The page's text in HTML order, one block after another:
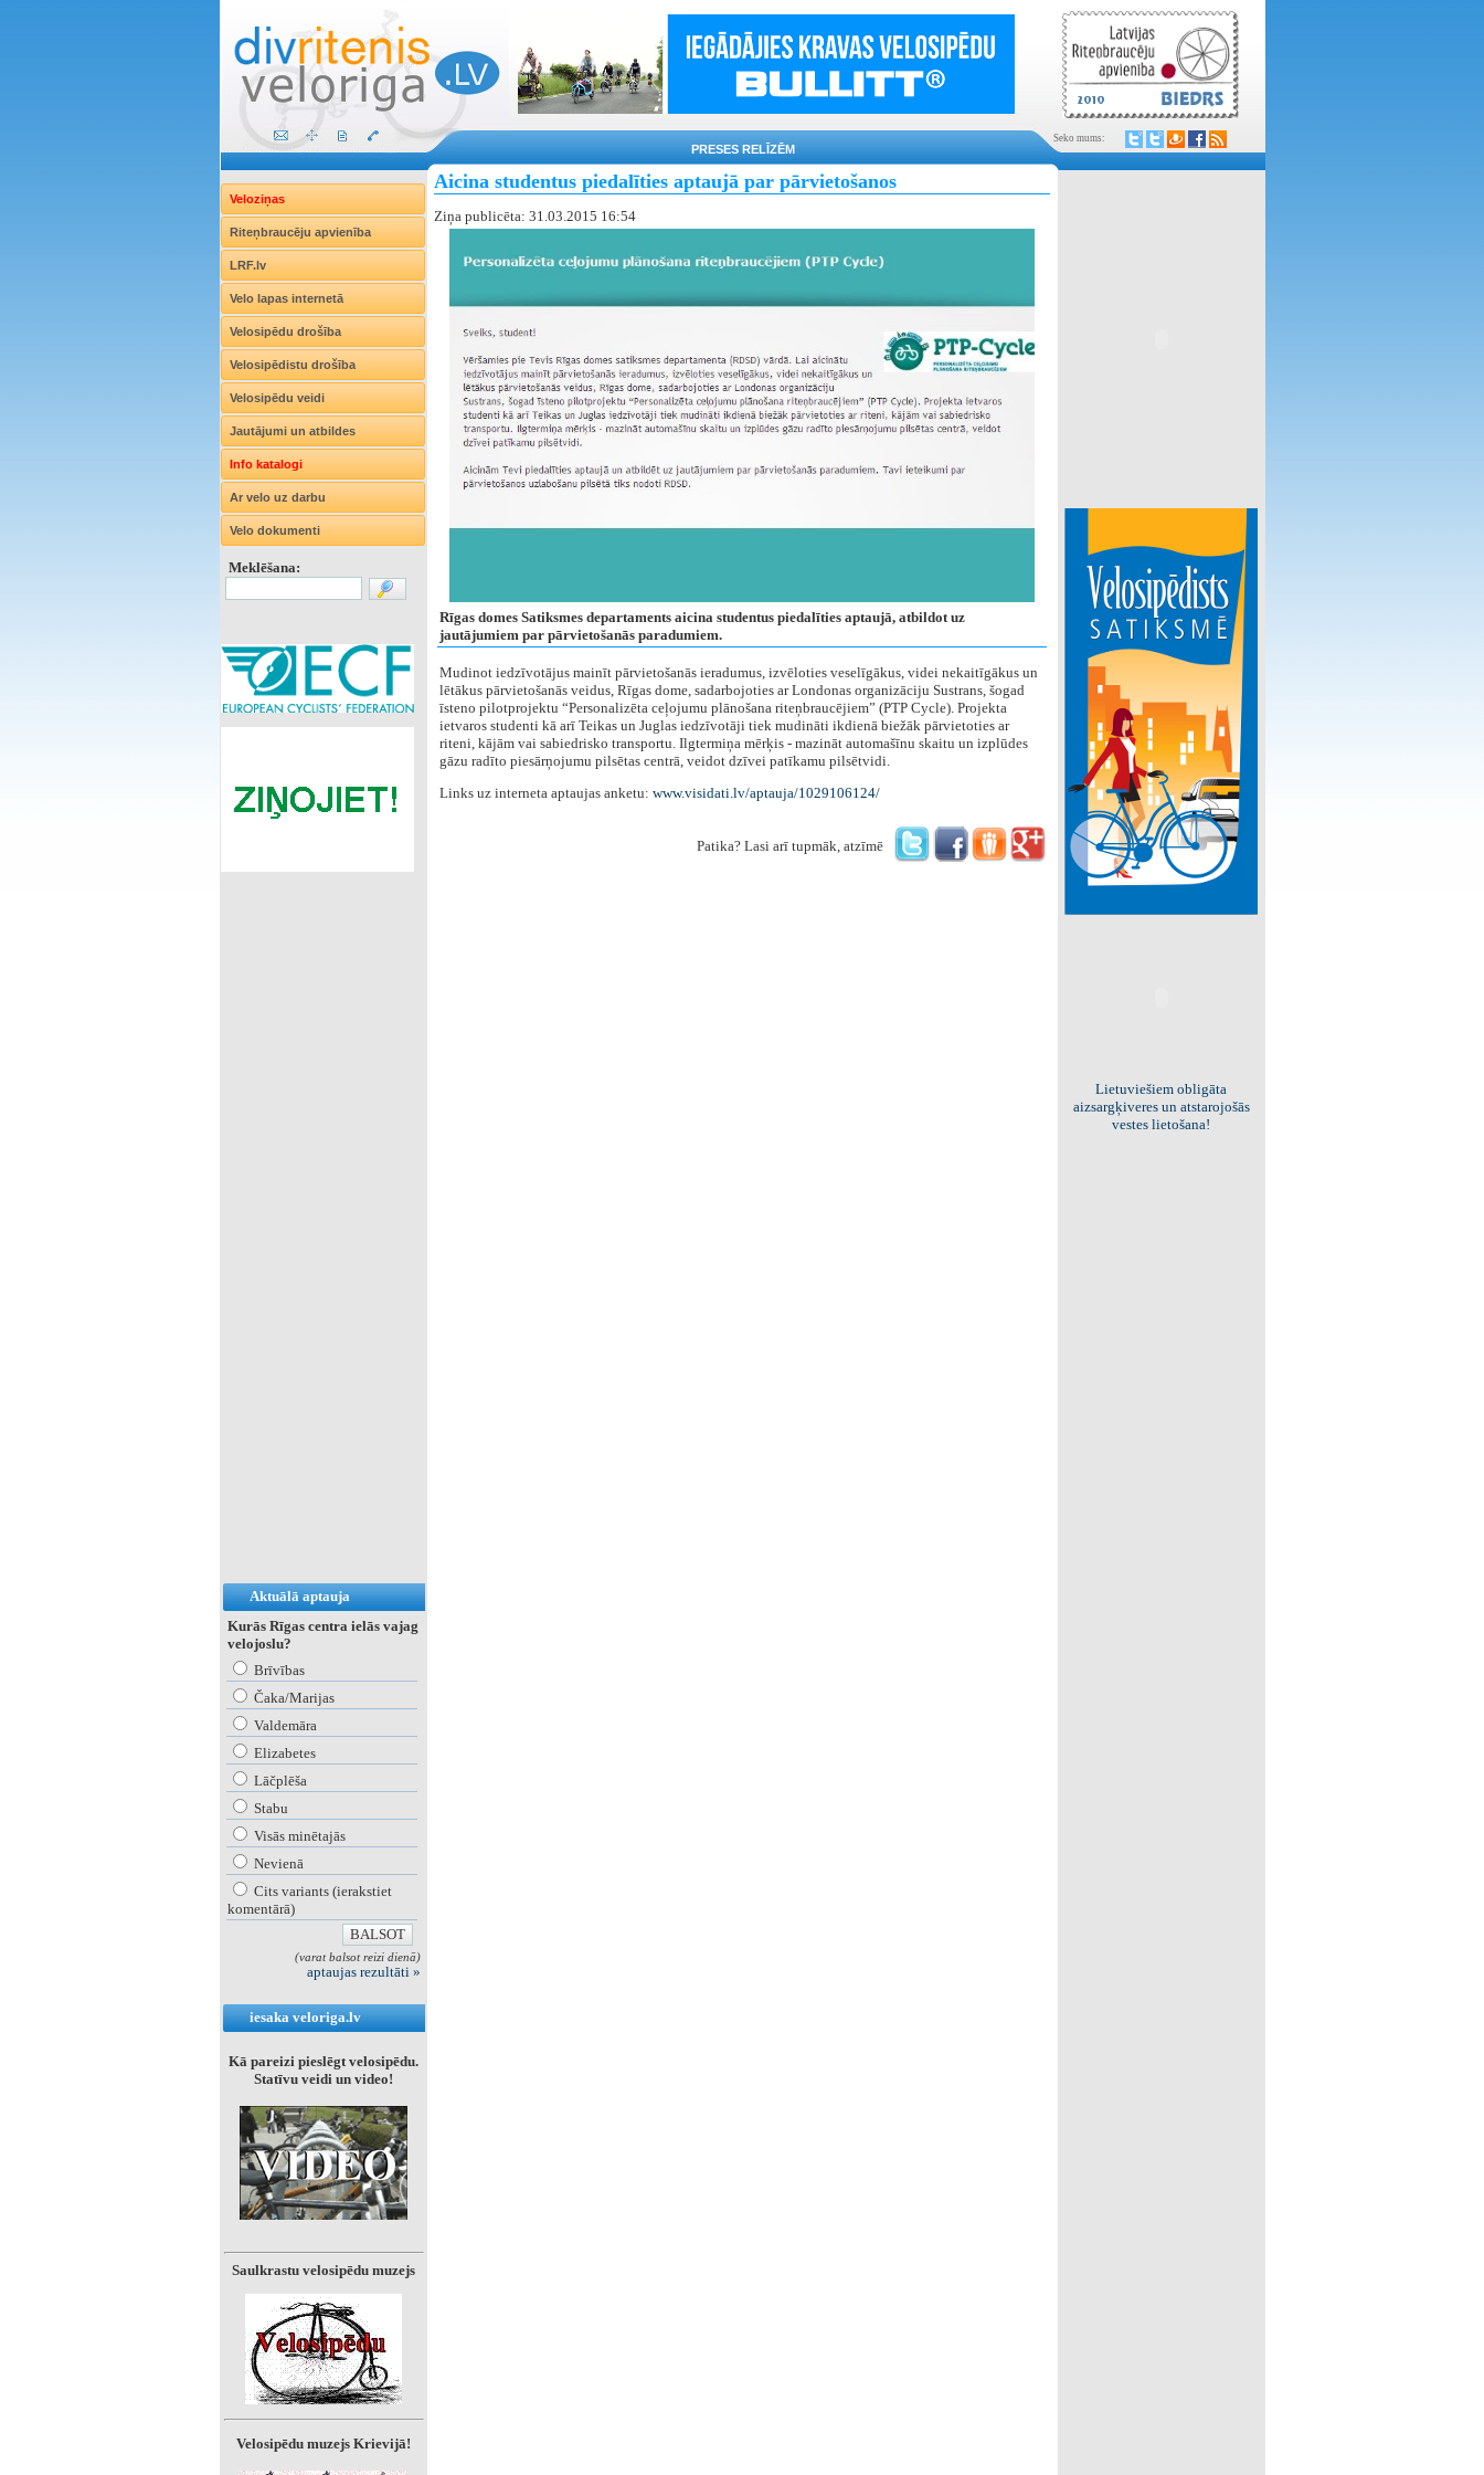
PRESES RELĪZĒM
Seko mums:
Veloziņas
Riteņbraucēju apvienība
LRF.lv
Velo lapas internetā
Velosipēdu drošība
Velosipēdistu drošība
Velosipēdu veidi
Jautājumi un atbildes
Info katalogi
Ar velo uz darbu
Velo dokumenti
Meklēšana:
Aktuālā aptauja
Kurās Rīgas centra ielās vajag
velojoslu?
Brīvības
Čaka/Marijas
Valdemāra
Elizabetes
Lāčplēša
Stabu
Visās minētajās
Nevienā
Cits variants (ierakstiet
komentārā)
(varat balsot reizi dienā)
aptaujas rezultāti »
iesaka veloriga.lv
Kā pareizi pieslēgt velosipēdu.
Statīvu veidi un video!
Saulkrastu velosipēdu muzejs
Velosipēdu muzejs Krievijā!
Aicina studentus piedalīties aptaujā par pārvietošanos
Ziņa publicēta: 31.03.2015 16:54
Rīgas domes Satiksmes departaments aicina studentus piedalīties aptaujā, atbildot uz
jautājumiem par pārvietošanās paradumiem.
Mudinot iedzīvotājus mainīt pārvietošanās ieradumus, izvēloties veselīgākus, videi nekaitīgākus un
lētākus pārvietošanās veidus, Rīgas dome, sadarbojoties ar Londonas organizāciju Sustrans, šogad
īsteno pilotprojektu “Personalizēta ceļojumu plānošana riteņbraucējiem” (PTP Cycle). Projekta
ietvaros studenti kā arī Teikas un Juglas iedzīvotāji tiek mudināti ikdienā biežāk pārvietoties ar
riteni, kājām vai sabiedrisko transportu. Ilgtermiņa mērķis - mazināt automašīnu skaitu un izplūdes
gāzu radīto piesārņojumu pilsētas centrā, veidot dzīvei patīkamu pilsētvidi.
Links uz interneta aptaujas anketu: www.visidati.lv/aptauja/1029106124/
Patika? Lasi arī tupmāk, atzīmē
Viss par "Kritisko masu"!
Kolekcionējam saites uz resursiem
internetā!